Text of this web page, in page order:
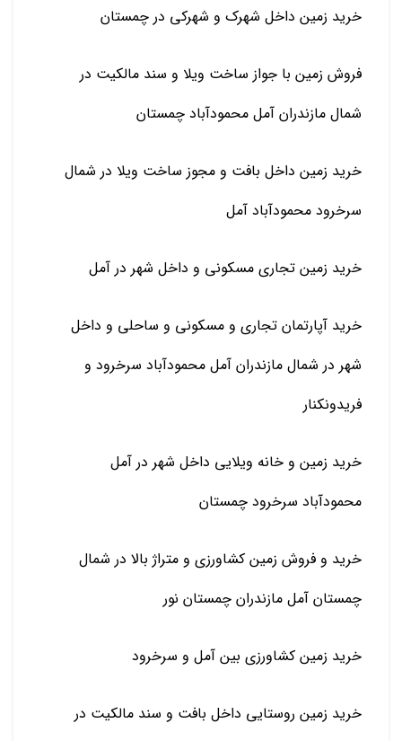
خرید زمین داخل شهرک و شهرکی در چمستان
فروش زمین با جواز ساخت ویلا و سند مالکیت در
شمال مازندران آمل محمودآباد چمستان
خرید زمین داخل بافت و مجوز ساخت ویلا در شمال
سرخرود محمودآباد آمل
خرید زمین تجاری مسکونی و داخل شهر در آمل
خرید آپارتمان تجاری و مسکونی و ساحلی و داخل
شهر در شمال مازندران آمل محمودآباد سرخرود و
فریدونکنار
خرید زمین و خانه ویلایی داخل شهر در آمل
محمودآباد سرخرود چمستان
خرید و فروش زمین کشاورزی و متراژ بالا در شمال
چمستان آمل مازندران چمستان نور
خرید زمین کشاورزی بین آمل و سرخرود
خرید زمین روستایی داخل بافت و سند مالکیت در